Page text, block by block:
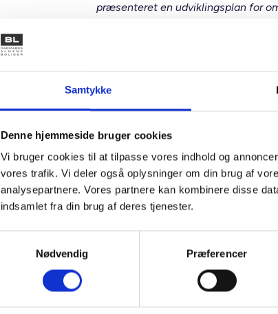
Samtykke
Denne hjemmeside bruger cookies
Vi bruger cookies til at tilpasse vores indhold og
vores trafik. Vi deler også oplysninger om din brug af
analysepartnere. Vores partnere kan kombinere disse
indsamlet fra din brug af deres tjenester.
Nødvendig
Præferencer
præsenteret en udviklingsplan for
førtidspensionister står jo ikke til
boligområderne
”Jeg noterer mig også, at hele fire
ghetto” ifølge kriterierne slet ikke
der bliver en hård ghetto i år, slet
er meget tankevækkende og må
hvorvidt at de kriterier, som danner
bør gennemgå et grundigt
”Vores opfordring vil være i højere
det den rigtige vej? Går det fremad